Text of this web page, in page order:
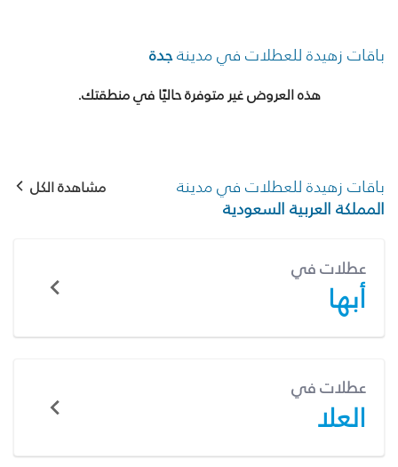
باقات زهيدة للعطلات في مدينةجدة
هذه العروض غير متوفرة حاليًا في منطقتك.
باقات زهيدة للعطلات في مدينة
المملكة العربية السعودية
مشاهدة الكل
عطلات في
أبها
عطلات في
العلا